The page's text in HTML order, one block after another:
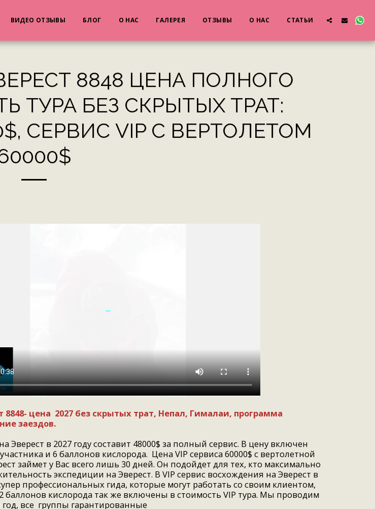
ВИДЕО ОТЗЫВЫ БЛОГ О НАС ГАЛЕРЕЯ ОТЗЫВЫ О НАС СТАТЬИ
8848 ЦЕНА ПОЛНОГО
ТУРА БЕЗ СКРЫТЫХ ТРАТ:
СЕРВИС VIP C ВЕРТОЛЕТОМ
8848- цена 2027 без скрытых трат, Непал, Гималаи, программа
заездов.
Эверест в 2027 году составит 48000$ за полный сервис. В цену включен
и 6 баллонов кислорода. Цена VIP сервиса 60000$ с вертолетной
займет у Вас всего лишь 30 дней. Он подойдет для тех, кто максимально
экспедиции на Эверест. В VIP сервис восхождения на Эверест в
профессиональных гида, которые могут работать со своим клиентом,
баллонов кислорода так же включены в стоимость VIP тура. Мы проводим
все группы гарантированные